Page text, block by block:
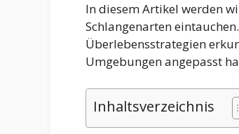
In diesem Artikel werden
Schlangenarten
Überlebensstrategien
Umgebungen angepasst
Inhaltsverzeichnis